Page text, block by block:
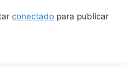
conectado para publicar